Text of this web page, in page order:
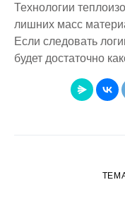
Технологии
лишних масс
Если следовать
будет достаточно